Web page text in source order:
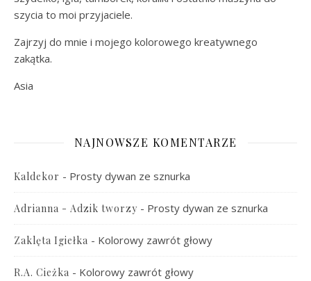
szycia to moi przyjaciele.
Zajrzyj do mnie i mojego kolorowego kreatywnego
zakątka.
Asia
NAJNOWSZE KOMENTARZE
Kaldekor - Prosty dywan ze sznurka
Adrianna - Adzik tworzy - Prosty dywan ze sznurka
Zaklęta Igiełka - Kolorowy zawrót głowy
R.A. Cieżka - Kolorowy zawrót głowy